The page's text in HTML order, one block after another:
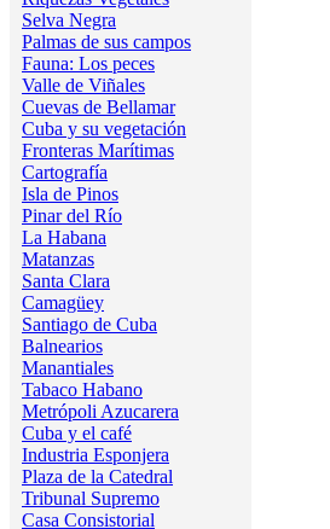
Selva Negra
Palmas de sus campos
Fauna: Los peces
Valle de Viñales
Cuevas de Bellamar
Cuba y su vegetación
Fronteras Marítimas
Cartografía
Isla de Pinos
Pinar del Río
La Habana
Matanzas
Santa Clara
Camagüey
Santiago de Cuba
Balnearios
Manantiales
Tabaco Habano
Metrópoli Azucarera
Cuba y el café
Industria Esponjera
Plaza de la Catedral
Tribunal Supremo
Casa Consistorial